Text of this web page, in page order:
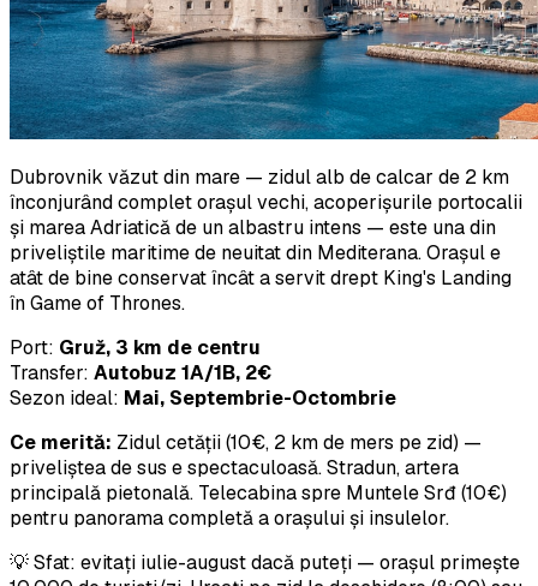
Dubrovnik văzut din mare — zidul alb de calcar de 2 km
înconjurând complet orașul vechi, acoperișurile portocalii
și marea Adriatică de un albastru intens — este una din
priveliștile maritime de neuitat din Mediterana. Orașul e
atât de bine conservat încât a servit drept King's Landing
în Game of Thrones.
Port: Gruž, 3 km de centru
Transfer: Autobuz 1A/1B, 2€
Sezon ideal: Mai, Septembrie-Octombrie
Ce merită: Zidul cetății (10€, 2 km de mers pe zid) —
priveliștea de sus e spectaculoasă. Stradun, artera
principală pietonală. Telecabina spre Muntele Srđ (10€)
pentru panorama completă a orașului și insulelor.
💡 Sfat: evitați iulie-august dacă puteți — orașul primește